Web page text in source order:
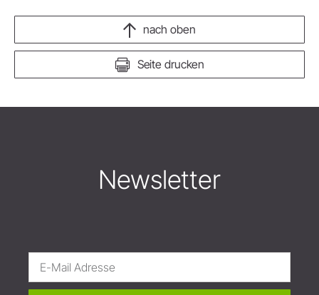
Seite drucken
nach oben
Newsletter